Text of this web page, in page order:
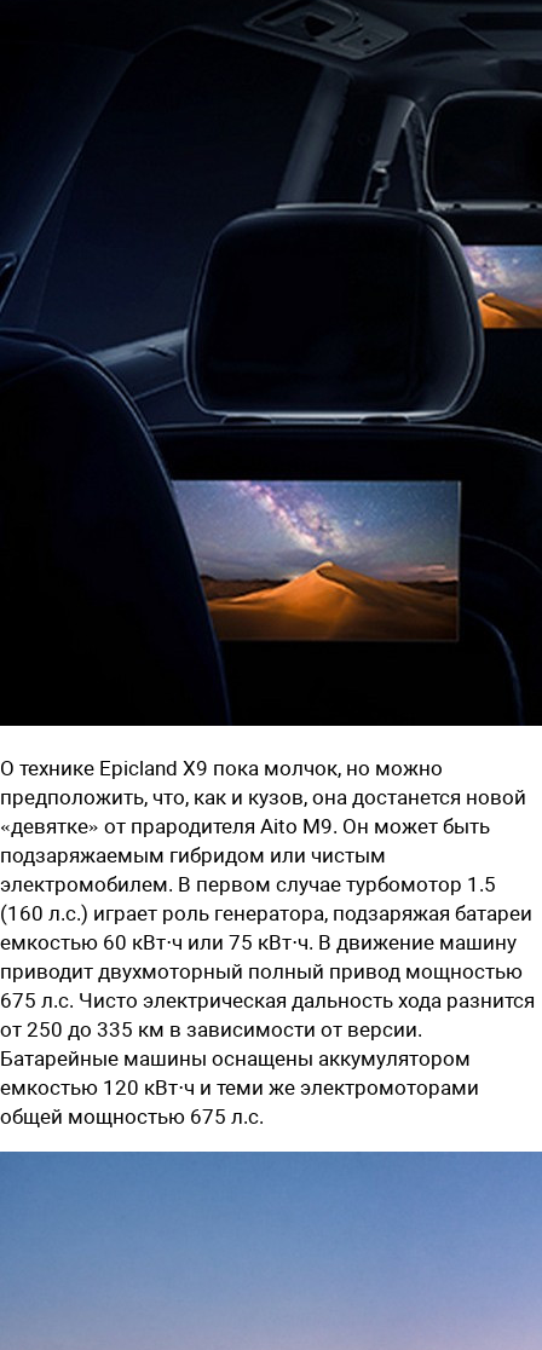
О технике Epicland X9 пока молчок, но можно
предположить, что, как и кузов, она достанется новой
«девятке» от прародителя Aito M9. Он может быть
подзаряжаемым гибридом или чистым
электромобилем. В первом случае турбомотор 1.5
(160 л.с.) играет роль генератора, подзаряжая батареи
емкостью 60 кВт⋅ч или 75 кВт⋅ч. В движение машину
приводит двухмоторный полный привод мощностью
675 л.с. Чисто электрическая дальность хода разнится
от 250 до 335 км в зависимости от версии.
Батарейные машины оснащены аккумулятором
емкостью 120 кВт⋅ч и теми же электромоторами
общей мощностью 675 л.с.